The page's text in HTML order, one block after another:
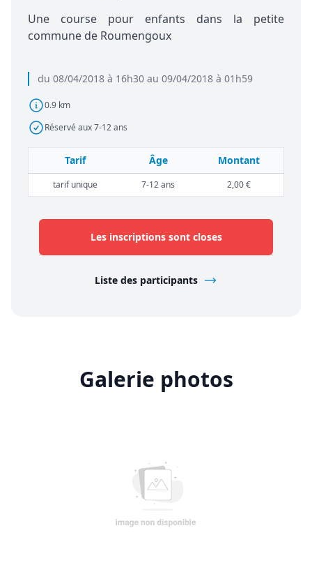
du 08/04/2018 à 16h30 au 09/04/2018 à 01h59
0.9 km
Réservé aux 7-12 ans
Une course pour enfants dans la petite
commune de Roumengoux
Tarif Âge Montant
tarif unique 7-12 ans 2,00 €
Les inscriptions sont closes
Liste des participants
Galerie photos